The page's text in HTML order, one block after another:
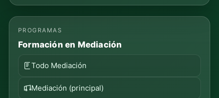
PROGRAMAS
Formación en Mediación
Todo Mediación
Mediación (principal)